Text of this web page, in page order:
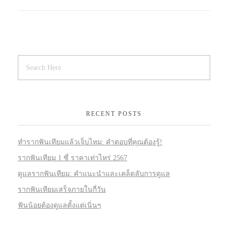
RECENT POSTS
ทำรากฟันเทียมแล้วเจ็บไหม: คำตอบที่คุณต้องรู้!
รากฟันเทียม 1 ซี่ ราคาเท่าไหร่ 2567
ดูแลรากฟันเทียม: คำแนะนำและเคล็ดลับการดูแล
รากฟันเทียมเสร็จภายในกี่วัน
ฟันน้อยต้องดูแลตั้งแต่เนิ่นๆ